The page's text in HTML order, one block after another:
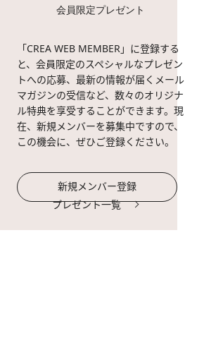
会員限定プレゼント
「CREA WEB MEMBER」に登録する
と、会員限定のスペシャルなプレゼン
トへの応募、最新の情報が届くメール
マガジンの受信など、数々のオリジナ
ル特典を享受することができます。現
在、新規メンバーを募集中ですので、
この機会に、ぜひご登録ください。
新規メンバー登録
プレゼント一覧